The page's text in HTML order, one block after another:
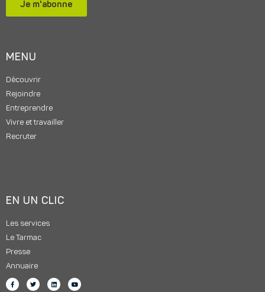
Je m'abonne
MENU
Découvrir
Rejoindre
Entreprendre
Vivre et travailler
Recruter
EN UN CLIC
Les services
Le Tarmac
Presse
Annuaire